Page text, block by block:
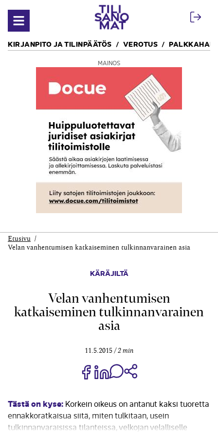
Avaa valikko
KIRJANPITO JA TILINPÄÄTÖS VEROTUS
MAINOS
Etusivu
Velan vanhentumisen katkaiseminen tulkinnanvarainen asia
KÄRÄJILTÄ
Velan vanhentumisen
katkaiseminen tulkinnanvarainen
asia
11.5.2015 2 min
Jaa Share on Facebook
Jaa Share on LinkedIn
Jaa WhatsApp-viestinä
Tästä on kyse: Korkein oikeus on antanut kaksi tuoretta
ennakkoratkaisua siitä, miten tulkitaan, usein
tulkinnanvaraisissa tilanteissa, velkojan velalliselle